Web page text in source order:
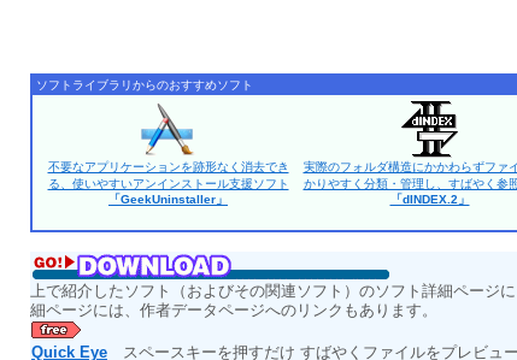
ソフトライブラリからのおすすめソフト
不要なアプリケーションを跡形なく消去でき
る、使いやすいアンインストール支援ソフト
「GeekUninstaller」
実際のフォルダ構造にかかわらずファ
かりやすく分類・管理し、すばやく参
「dINDEX.2」
上で紹介したソフト（およびその関連ソフト）のソフト詳細ページ
細ページには、作者データページへのリンクもあります。
Quick Eye スペースキーを押すだけ すばやくファイルをプレビュ